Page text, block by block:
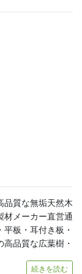
品質な無垢天然木
材メーカー直営通
板・耳付き板・
品質な広葉樹・
続きを読む